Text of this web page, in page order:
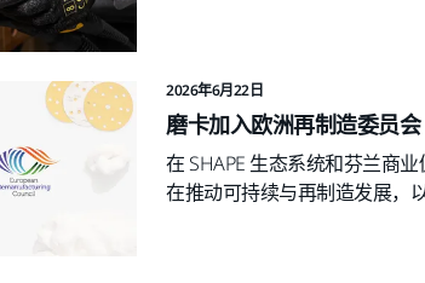
2026年6月22日
磨卡加入欧洲再制造委员会
在 SHAPE 生态系统和芬兰商
在推动可持续与再制造发展，